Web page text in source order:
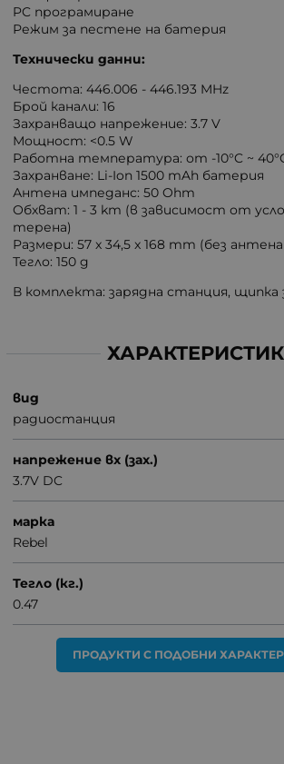
PC програмиране
Режим за пестене на батерия
Технически данни:
Честота: 446.006 - 446.193 MHz
Брой канали: 16
Захранващо напрежение: 3.7 V
Мощност: <0.5 W
Работна температура: от -10°C ~
Захранване: Li-Ion 1500 mAh батерия
Антена импеданс: 50 Ohm
Обхват: 1 - 3 km (в зависимост от
терена)
Размери: 57 x 34,5 x 168 mm (без
Тегло: 150 g
В комплекта: зарядна станция, щипка
вид
радиостанция
напрежение вх (зах.)
3.7V DC
марка
Rebel
Тегло (кг.)
0.47
ПРОДУКТИ С ПОДОБНИ